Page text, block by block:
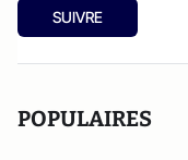
SUIVRE
POPULAIRES